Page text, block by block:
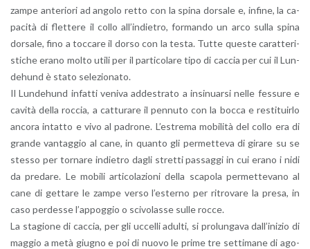
zampe an­te­rio­ri ad an­go­lo retto con la spina dor­sa­le e, in­fi­ne, la ca­
pa­ci­tà di flet­te­re il collo al­l’in­die­tro, for­man­do un arco sulla spina
dor­sa­le, fino a toc­ca­re il dorso con la testa. Tutte que­ste ca­rat­te­ri­
sti­che erano molto utili per il par­ti­co­la­re tipo di cac­cia per cui il Lun­
de­hund è stato se­le­zio­na­to.
Il Lun­de­hund in­fat­ti ve­ni­va ad­de­stra­to a in­si­nuar­si nelle fes­su­re e
ca­vi­tà della roc­cia, a cat­tu­ra­re il pen­nu­to con la bocca e re­sti­tuir­lo
an­co­ra in­tat­to e vivo al pa­dro­ne. L’e­stre­ma mo­bi­li­tà del collo era di
gran­de van­tag­gio al cane, in quan­to gli per­met­te­va di gi­ra­re su se
stes­so per tor­na­re in­die­tro dagli stret­ti pas­sag­gi in cui erano i nidi
da pre­da­re. Le mo­bi­li ar­ti­co­la­zio­ni della sca­po­la per­met­te­va­no al
cane di get­ta­re le zampe verso l’e­ster­no per ri­tro­va­re la presa, in
caso per­des­se l’ap­pog­gio o sci­vo­las­se sulle rocce.
La sta­gio­ne di cac­cia, per gli uc­cel­li adul­ti, si pro­lun­ga­va dal­l’i­ni­zio di
mag­gio a metà giu­gno e poi di nuovo le prime tre set­ti­ma­ne di ago­